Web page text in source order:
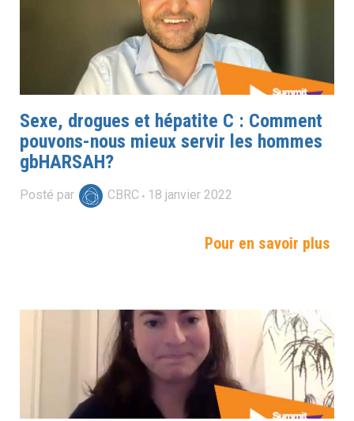
Sexe, drogues et hépatite C : Comment
pouvons-nous mieux servir les hommes
gbHARSAH?
Posté par CBRC 18 janvier 2022
Pour en savoir plus